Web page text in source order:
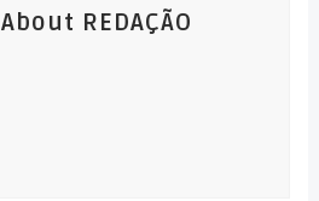
About REDAÇÃO